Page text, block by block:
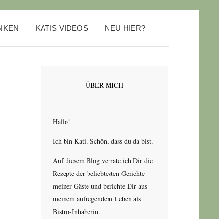
KATIS VIDEOS NEU HIER?
ÜBER MICH
Hallo!
Ich bin Kati. Schön, dass du da bist.
Auf diesem Blog verrate ich Dir die
Rezepte der beliebtesten Gerichte
meiner Gäste und berichte Dir aus
meinem aufregendem Leben als
Bistro-Inhaberin.